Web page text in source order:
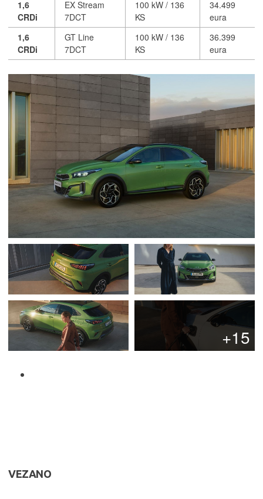
1,6
CRDi
EX Stream
7DCT
100 kW / 136
KS
34.499
eura
1,6
CRDi
GT Line
7DCT
100 kW / 136
KS
36.399
eura
+15
VEZANO